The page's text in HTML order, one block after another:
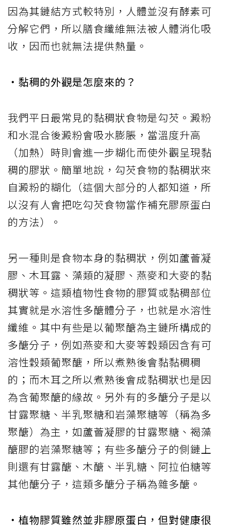
因為其鏈結方式較特別，人體並沒有酵素可
分解它們，所以膳食纖維無法被人體消化吸
收，因而也就無法提供熱量。
・黏稠的外觀是怎麼來的？
我們平日最常見的黏稠狀食物是勾芡。澱粉
和水混合後澱粉會吸水膨脹，當溫度升高
（加熱）時則會進一步糊化而使外觀呈現黏
稠的膠狀。簡單地說，勾芡食物的黏稠狀來
自澱粉的糊化（這個大部分的人都知道，所
以沒有人會把吃勾芡食物當作補充膠原蛋白
的方法）。
另一種則是食物本身的黏稠狀，例如蘆薈凝
膠、木耳露、藻類的凝膠、燕麥和大麥的黏
稠狀等。這類植物性食物的膠質或黏稠部位
其實就是水溶性多醣體分子，也就是水溶性
纖維。其中有些是以葡聚醣為主鏈所構成的
多醣分子，例如燕麥和大麥等穀類因含有可
溶性穀類葡聚醣，所以煮熟後會黏黏稠稠
的；而木耳之所以煮熟後會成黏稠狀也是因
為含葡聚醣的緣故。另外有的多醣分子是以
甘露聚糖、半乳聚糖和岩藻聚糖等（稱為多
聚醣）為主，如蘆薈凝膠的甘露聚糖、褐藻
醣膠的岩藻聚糖等；有些多醣分子的側鏈上
則還有甘露醣、木醣、半乳糖、阿拉伯糖等
其他醣分子，這類多醣分子稱為雜多醣。
・植物膠質雖然並非膠原蛋白，但對健康很